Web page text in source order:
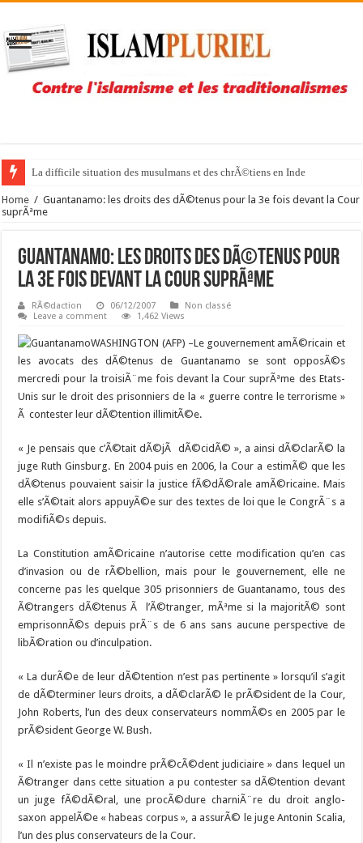
La difficile situation des musulmans et des chrÃ©tiens en Inde
NoÃ«l libre mais sous bonne garde pour la Pakistanaise Asia Bibi
Home / Guantanamo: les droits des dÃ©tenus pour la 3e fois devant la Cour
suprÃªme
Guantanamo: les droits des dÃ©tenus pour
la 3e fois devant la Cour suprÃªme
RÃ©daction 06/12/2007
Non classé
Leave a comment
1,462 Views
WASHINGTON (AFP) –Le gouvernement amÃ©ricain et
les avocats des dÃ©tenus de Guantanamo se sont opposÃ©s
mercredi pour la troisiÃ¨me fois devant la Cour suprÃªme des Etats-
Unis sur le droit des prisonniers de la « guerre contre le terrorisme »
Ã contester leur dÃ©tention illimitÃ©e.
« Je pensais que c’Ã©tait dÃ©jÃ dÃ©cidÃ© », a ainsi dÃ©clarÃ© la
juge Ruth Ginsburg. En 2004 puis en 2006, la Cour a estimÃ© que les
dÃ©tenus pouvaient saisir la justice fÃ©dÃ©rale amÃ©ricaine. Mais
elle s’Ã©tait alors appuyÃ©e sur des textes de loi que le CongrÃ¨s a
modifiÃ©s depuis.
La Constitution amÃ©ricaine n’autorise cette modification qu’en cas
d’invasion ou de rÃ©bellion, mais pour le gouvernement, elle ne
concerne pas les quelque 305 prisonniers de Guantanamo, tous des
Ã©trangers dÃ©tenus Ã l’Ã©tranger, mÃªme si la majoritÃ© sont
emprisonnÃ©s depuis prÃ¨s de 6 ans sans aucune perspective de
libÃ©ration ou d’inculpation.
« La durÃ©e de leur dÃ©tention n’est pas pertinente » lorsqu’il s’agit
de dÃ©terminer leurs droits, a dÃ©clarÃ© le prÃ©sident de la Cour,
John Roberts, l’un des deux conservateurs nommÃ©s en 2005 par le
prÃ©sident George W. Bush.
« Il n’existe pas le moindre prÃ©cÃ©dent judiciaire » dans lequel un
Ã©tranger dans cette situation a pu contester sa dÃ©tention devant
un juge fÃ©dÃ©ral, une procÃ©dure charniÃ¨re du droit anglo-
saxon appelÃ©e « habeas corpus », a assurÃ© le juge Antonin Scalia,
l’un des plus conservateurs de la Cour.